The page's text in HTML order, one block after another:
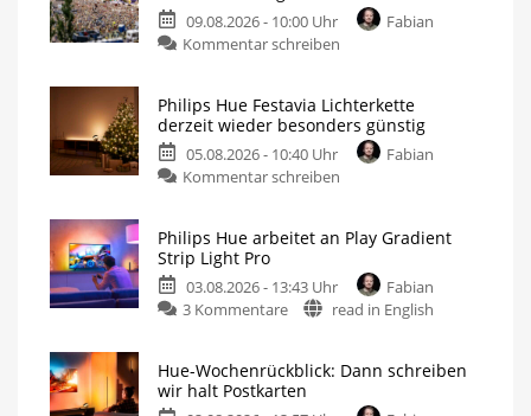
09.08.2026 - 10:00 Uhr
Fabian
Kommentar schreiben
Philips Hue Festavia Lichterkette
derzeit wieder besonders günstig
05.08.2026 - 10:40 Uhr
Fabian
Kommentar schreiben
Philips Hue arbeitet an Play Gradient
Strip Light Pro
03.08.2026 - 13:43 Uhr
Fabian
3 Kommentare
read in English
Hue-Wochenrückblick: Dann schreiben
wir halt Postkarten